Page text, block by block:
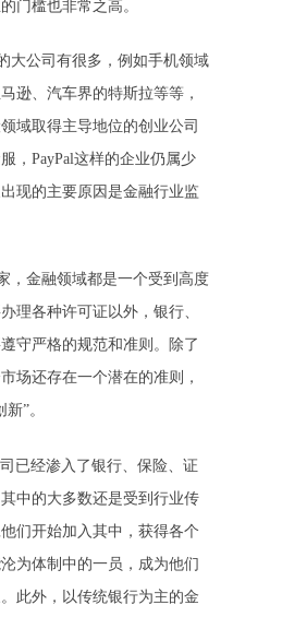
门槛也非常之高。
大公司有很多，例如手机领域
逊、汽车界的特斯拉等等，
域取得主导地位的创业公司
，PayPal这样的企业仍属少
现的主要原因是金融行业监
，金融领域都是一个受到高度
理各种许可证以外，银行、
守严格的规范和准则。除了
场还存在一个潜在的准则，
”。
已经渗入了银行、保险、证
中的大多数还是受到行业传
们开始加入其中，获得各个
为体制中的一员，成为他们
此外，以传统银行为主的金